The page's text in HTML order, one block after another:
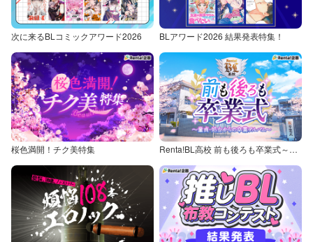
次に来るBLコミックアワード2026 BLアワード2026 結果発表特集！
桜色満開！チク美特集 Renta!BL高校 前も後ろも卒業式～童貞・処女からの卒業アルバム～